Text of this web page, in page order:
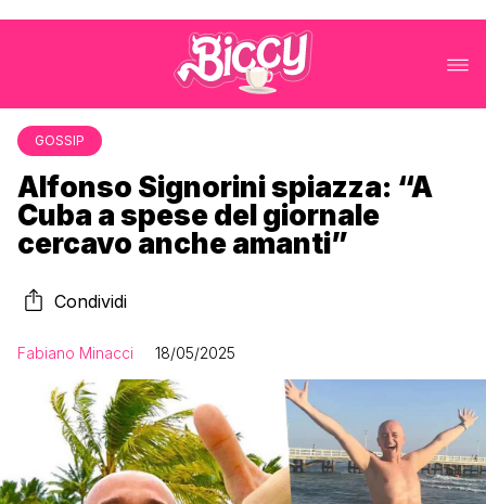
GOSSIP
Alfonso Signorini spiazza: “A
Cuba a spese del giornale
cercavo anche amanti”
Condividi
Fabiano Minacci 18/05/2025